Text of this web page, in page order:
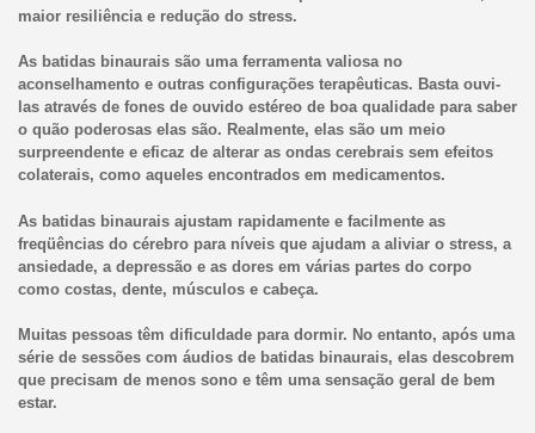
maior resiliência e redução do stress.
As batidas binaurais são uma ferramenta valiosa no
aconselhamento e outras configurações terapêuticas. Basta ouvi-
las através de fones de ouvido estéreo de boa qualidade para saber
o quão poderosas elas são. Realmente, elas são um meio
surpreendente e eficaz de alterar as ondas cerebrais sem efeitos
colaterais, como aqueles encontrados em medicamentos.
As batidas binaurais ajustam rapidamente e facilmente as
freqüências do cérebro para níveis que ajudam a aliviar o stress, a
ansiedade, a depressão e as dores em várias partes do corpo
como costas, dente, músculos e cabeça.
Muitas pessoas têm dificuldade para dormir. No entanto, após uma
série de sessões com áudios de batidas binaurais, elas descobrem
que precisam de menos sono e têm uma sensação geral de bem
estar.